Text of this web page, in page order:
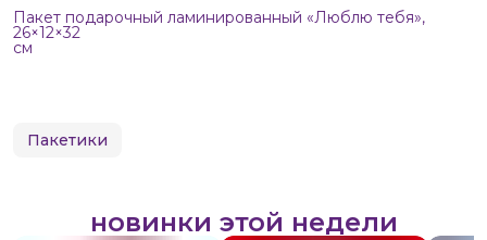
Пакет подарочный ламинированный «Люблю тебя»,
26×12×32
см
Пакетики
новинки этой недели